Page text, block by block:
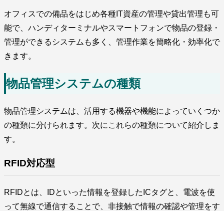
オフィスでの備品をはじめ各種IT資産の管理や貸出管理も可
能で、ハンディターミナルやスマートフォンで物品の登録・
管理ができるシステムも多く、管理作業を簡略化・効率化で
きます。
物品管理システムの種類
物品管理システムは、活用する機器や機能によっていくつか
の種類に分けられます。次にこれらの種類について紹介しま
す。
RFID対応型
RFIDとは、IDといった情報を登録したICタグと、電波を使
って無線で通信することで、非接触で情報の確認や管理をす